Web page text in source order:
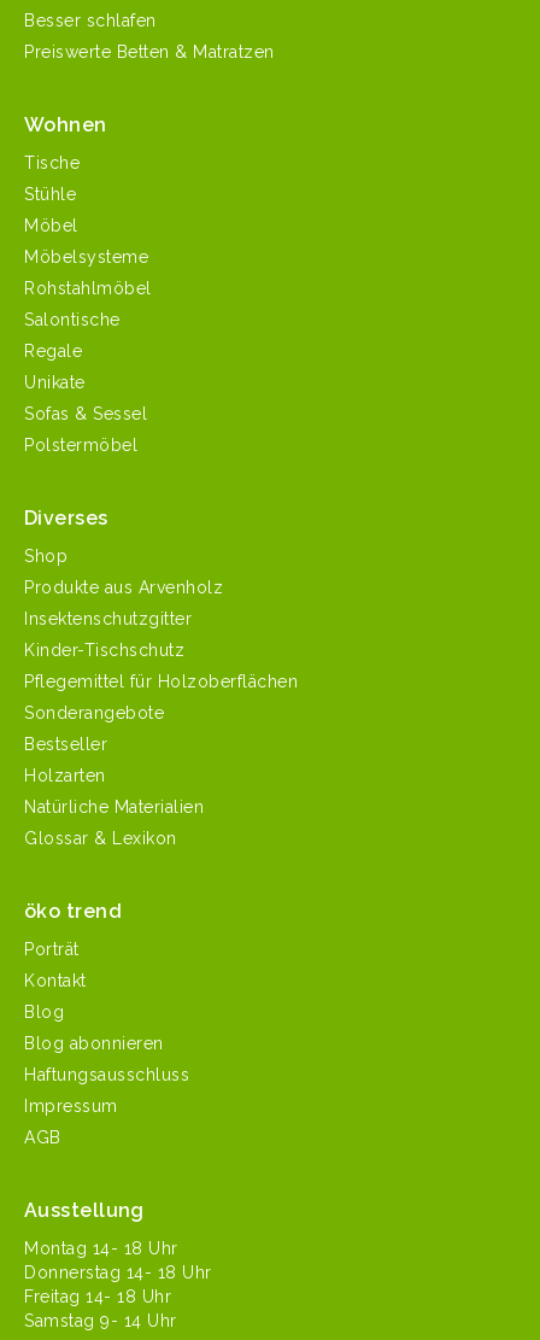
Besser schlafen
Preiswerte Betten & Matratzen
Wohnen
Tische
Stühle
Möbel
Möbelsysteme
Rohstahlmöbel
Salontische
Regale
Unikate
Sofas & Sessel
Polstermöbel
Diverses
Shop
Produkte aus Arvenholz
Insektenschutzgitter
Kinder-Tischschutz
Pflegemittel für Holzoberflächen
Sonderangebote
Bestseller
Holzarten
Natürliche Materialien
Glossar & Lexikon
öko trend
Porträt
Kontakt
Blog
Blog abonnieren
Haftungsausschluss
Impressum
AGB
Ausstellung
Mon­tag 14- 18 Uhr
Don­ner­stag 14- 18 Uhr
Fre­itag 14- 18 Uhr
Sam­stag 9- 14 Uhr